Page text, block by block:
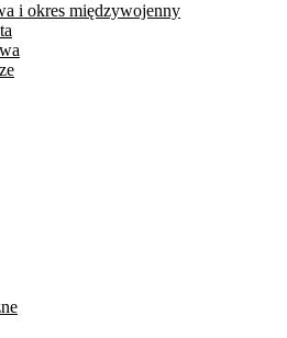
i okres międzywojenny